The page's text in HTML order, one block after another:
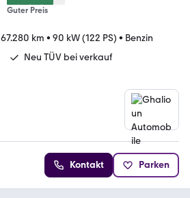
Guter Preis
67.280 km • 90 kW (122 PS) • Benzin
Neu TÜV bei verkauf
Kontakt Parken